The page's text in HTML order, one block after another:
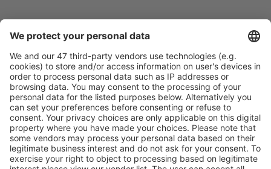
Rezervare fără griji cu opțiune gratuită de anulare.
Economiseşte mai mult
Prețuri atractive și oferte speciale pentru utilizatorii
conectați.
Cazarea preferată
Alege din peste 1,3 mil. de opţiuni: hoteluri, cabane,
apartamente și altele.